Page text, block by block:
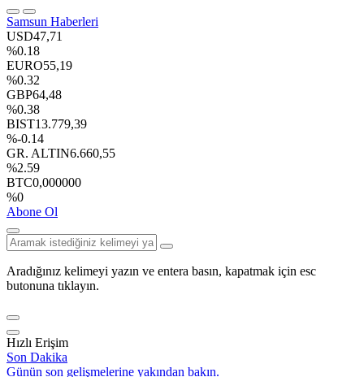
Samsun Haberleri
USD47,71
%0.18
EURO55,19
%0.32
GBP64,48
%0.38
BIST13.779,39
%-0.14
GR. ALTIN6.660,55
%2.59
BTC0,000000
%0
Abone Ol
Aradığınız kelimeyi yazın ve entera basın, kapatmak için esc
butonuna tıklayın.
Hızlı Erişim
Son Dakika
Günün son gelişmelerine yakından bakın.